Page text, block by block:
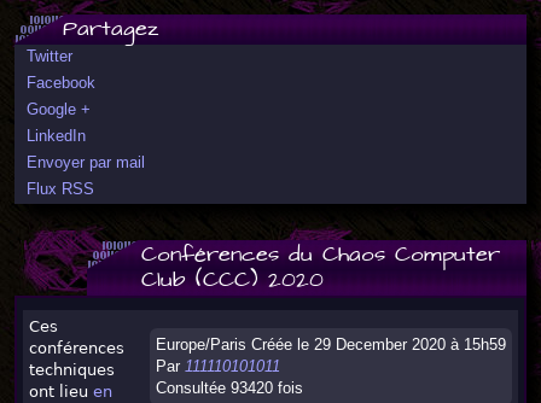
Partagez
Twitter
Facebook
Google +
LinkedIn
Envoyer par mail
Flux RSS
Conférences du Chaos Computer
Club (CCC) 2020
Europe/Paris Créée le 29 December 2020 à 15h59
Par 111110101011
Consultée 93420 fois
Ces
conférences
techniques
ont lieu en